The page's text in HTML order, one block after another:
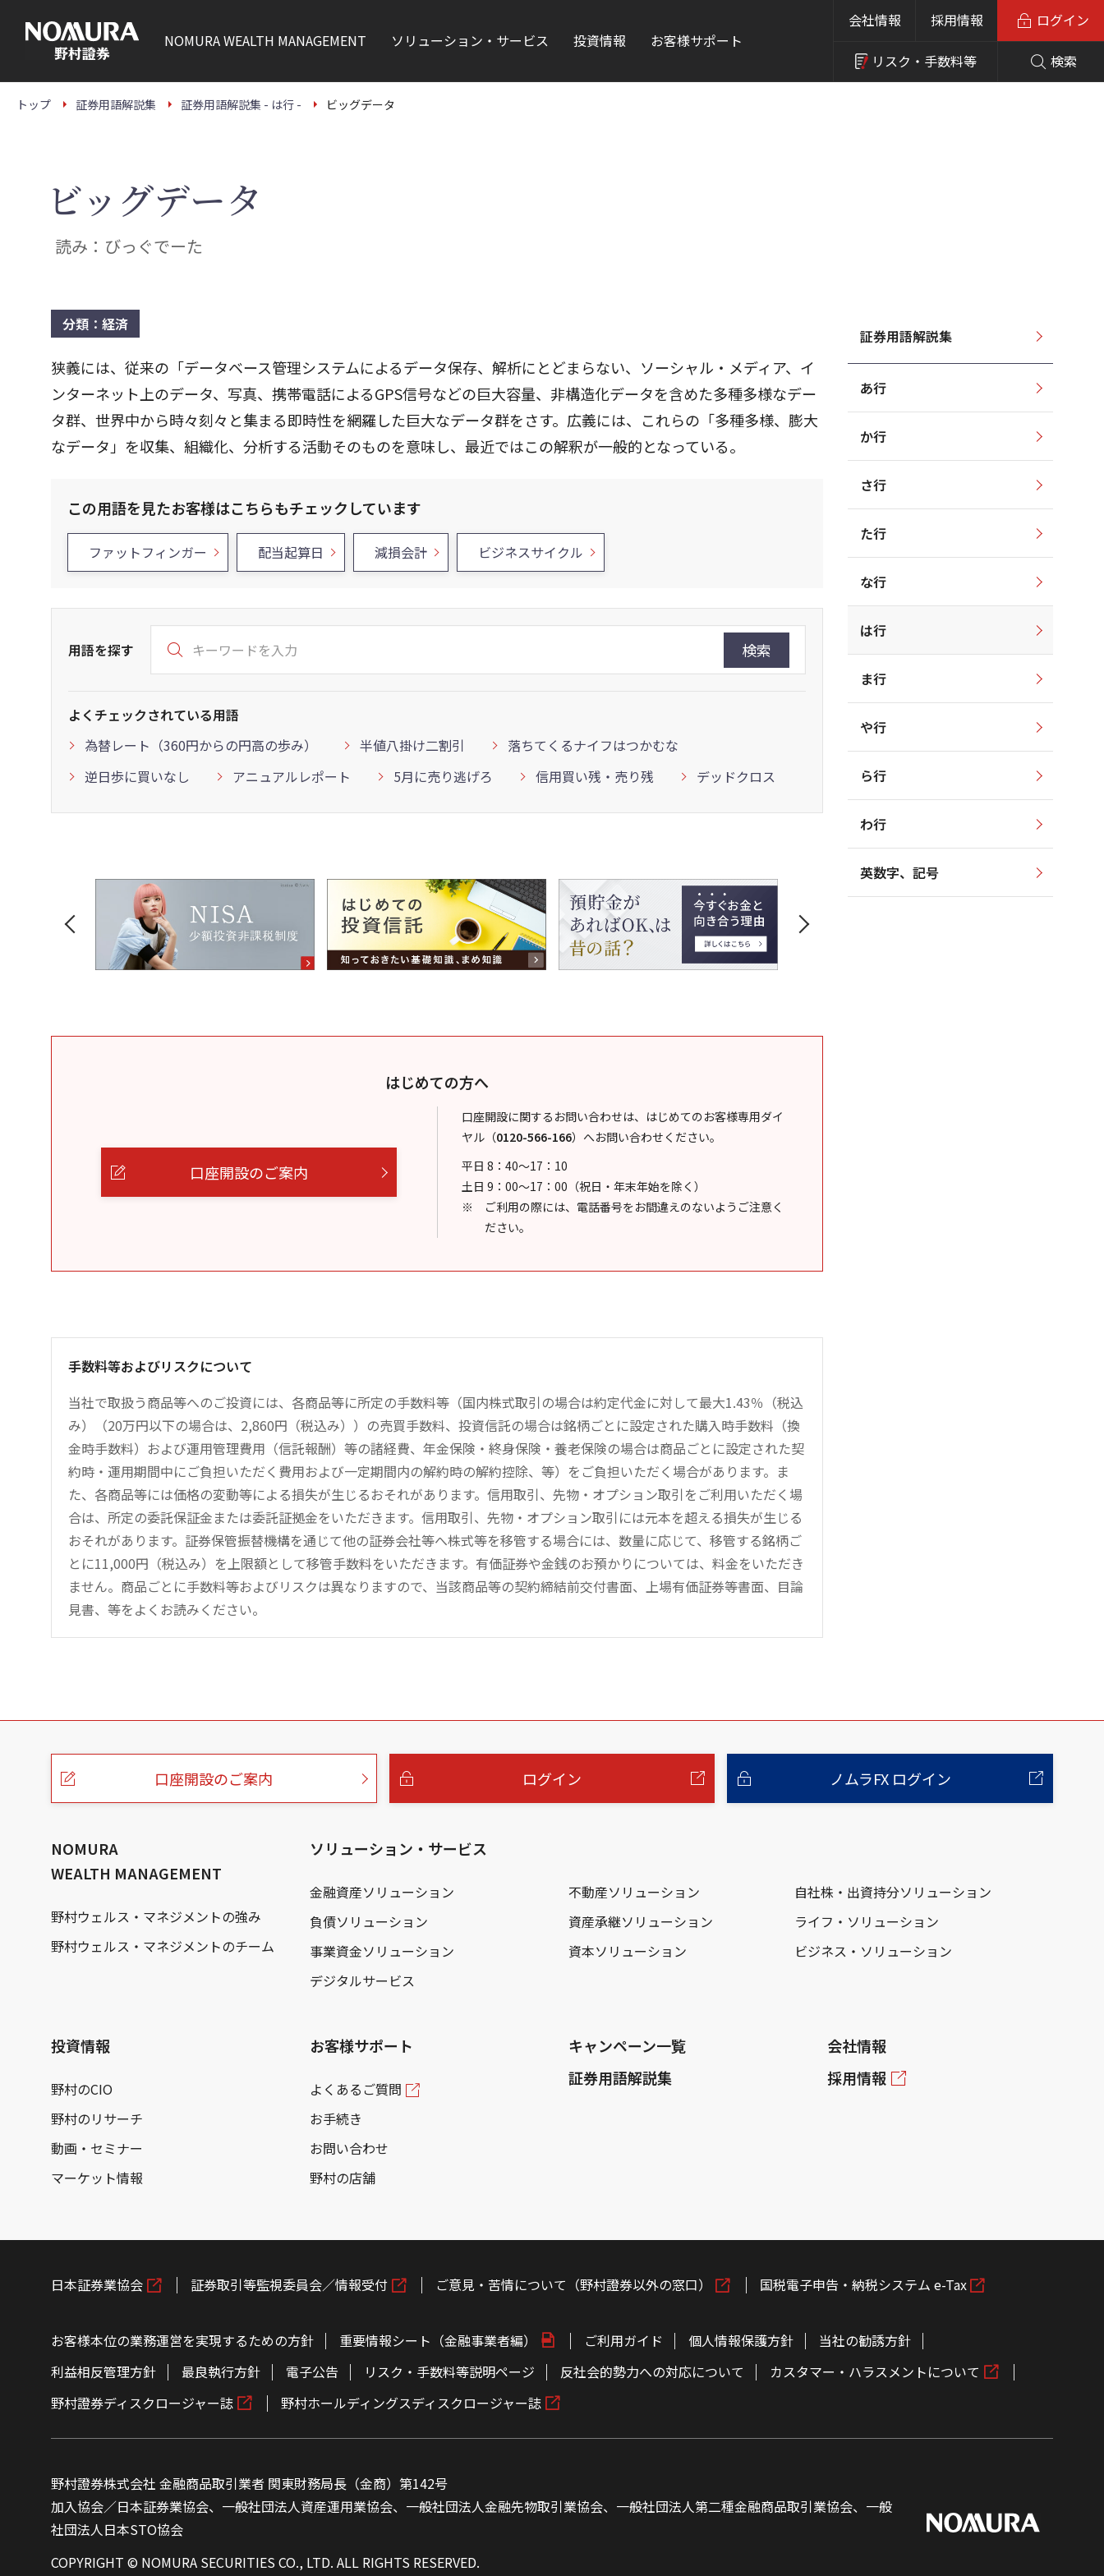
本
NOMURAWEALTH MANAGEMENT ソリューション・サービス 投資情報 お客様サポート
会社情報 採用情報
リスク・ 手数料等 検索
ログイン
トップ 証券用語解説集 証券用語解説集 - は行 - ビッグデータ
ビッグデータ
読み：びっぐでーた
分類：経済
狭義には、従来の「データベース管理システムによるデータ保存、解析にとどまらない、ソーシャル・メディア、イ
ンターネット上のデータ、写真、携帯電話によるGPS信号などの巨大容量、非構造化データを含めた多種多様なデー
タ群、世界中から時々刻々と集まる即時性を網羅した巨大なデータ群をさす。広義には、これらの「多種多様、膨大
なデータ」を収集、組織化、分析する活動そのものを意味し、最近ではこの解釈が一般的となっている。
この用語を見たお客様はこちらもチェックしています
ファットフィンガー 配当起算日 減損会計 ビジネスサイクル
用語を探す 検索
よくチェックされている用語
為替レート（360円からの円高の歩み）
半値八掛け二割引
落ちてくるナイフはつかむな
逆日歩に買いなし
アニュアルレポート 5月に売り逃げろ 信用買い残・売り残 デッドクロス
はじめての方へ
口座開設のご案内
口座開設に関するお問い合わせは、はじめてのお客様専用ダイ
ヤル （0120-566-166） へお問い合わせください。
平日 8：40～17：10
土日 9：00～17：00（祝日・年末年始を除く）
ご利用の際には、電話番号をお間違えのないようご注意く
ださい。
手数料等およびリスクについて
当社で取扱う商品等へのご投資には、各商品等に所定の手数料等（国内株式取引の場合は約定代金に対して最大1.43％（税込
み）（20万円以下の場合は、2,860円（税込み））の売買手数料、投資信託の場合は銘柄ごとに設定された購入時手数料（換
金時手数料）および運用管理費用（信託報酬）等の諸経費、年金保険・終身保険・養老保険の場合は商品ごとに設定された契
約時・運用期間中にご負担いただく費用および一定期間内の解約時の解約控除、等）をご負担いただく場合があります。ま
た、各商品等には価格の変動等による損失が生じるおそれがあります。信用取引、先物・オプション取引をご利用いただく場
合は、所定の委託保証金または委託証拠金をいただきます。信用取引、先物・オプション取引には元本を超える損失が生じる
おそれがあります。証券保管振替機構を通じて他の証券会社等へ株式等を移管する場合には、数量に応じて、移管する銘柄ご
とに11,000円（税込み）を上限額として移管手数料をいただきます。有価証券や金銭のお預かりについては、料金をいただき
ません。商品ごとに手数料等およびリスクは異なりますので、当該商品等の契約締結前交付書面、上場有価証券等書面、目論
見書、等をよくお読みください。
証券用語解説集
あ行
か行
さ行
た行
な行
は行
ま行
や行
ら行
わ行
英数字、記号
こ
口座開設のご案内 ログイン ノムラFX ログイン
NOMURA
WEALTH MANAGEMENT
野村ウェルス・マネジメントの強み
野村ウェルス・マネジメントのチーム
ソリューション・サービス
金融資産ソリューション 不動産ソリューション
自社株・出資持分ソリューション
負債ソリューション
資産承継ソリューション
ライフ・ソリューション
事業資金ソリューション
資本ソリューション
ビジネス・ソリューション
デジタルサービス
投資情報
野村のCIO
野村のリサーチ
動画・セミナー
マーケット情報
お客様サポート
よくあるご質問
お手続き
お問い合わせ
野村の店舗
キャンペーン一覧
証券用語解説集
会社情報
採用情報
日本証券業協会 証券取引等監視委員会／情報受付 ご意見・苦情について（野村證券以外の窓口） 国税電子申告・納税システム e-Tax
お客様本位の業務運営を実現するための方針 重要情報シート（金融事業者編） ご利用ガイド 個人情報保護方針
当社の勧誘方針
利益相反管理方針
最良執行方針 電子公告 リスク・手数料等説明ページ 反社会的勢力への対応について
カスタマー・ハラスメントについて
野村證券ディスクロージャー誌
野村ホールディングスディスクロージャー誌
野村證券株式会社 金融商品取引業者 関東財務局長（金商）第142号
加入協会／日本証券業協会、一般社団法人資産運用業協会、一般社団法人金融先物取引業協会、一般社団法人第二種金融商品取引業協会、一般
社団法人日本STO協会
COPYRIGHT © NOMURA SECURITIES CO., LTD. ALL RIGHTS RESERVED.